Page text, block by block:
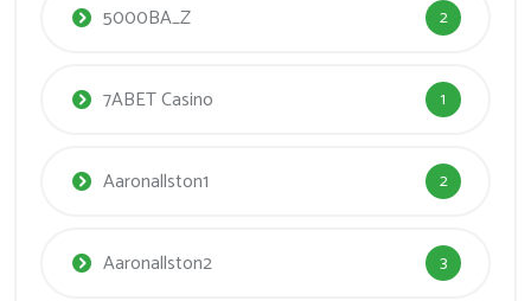
5000BA_Z 2
7ABET Casino 1
Aaronallston1 2
Aaronallston2 3